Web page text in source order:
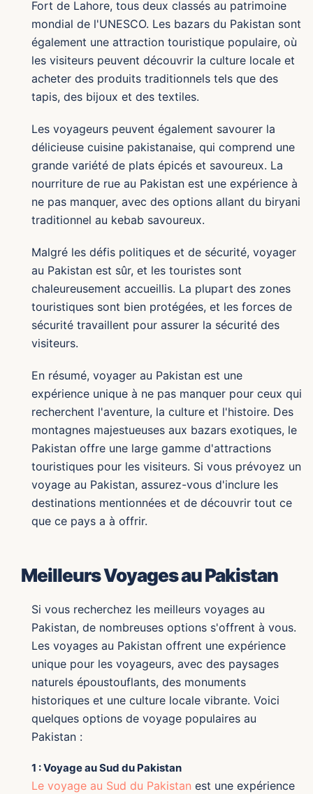
Fort de Lahore, tous deux classés au patrimoine
mondial de l'UNESCO. Les bazars du Pakistan sont
également une attraction touristique populaire, où
les visiteurs peuvent découvrir la culture locale et
acheter des produits traditionnels tels que des
tapis, des bijoux et des textiles.
Les voyageurs peuvent également savourer la
délicieuse cuisine pakistanaise, qui comprend une
grande variété de plats épicés et savoureux. La
nourriture de rue au Pakistan est une expérience à
ne pas manquer, avec des options allant du biryani
traditionnel au kebab savoureux.
Malgré les défis politiques et de sécurité, voyager
au Pakistan est sûr, et les touristes sont
chaleureusement accueillis. La plupart des zones
touristiques sont bien protégées, et les forces de
sécurité travaillent pour assurer la sécurité des
visiteurs.
En résumé, voyager au Pakistan est une
expérience unique à ne pas manquer pour ceux qui
recherchent l'aventure, la culture et l'histoire. Des
montagnes majestueuses aux bazars exotiques, le
Pakistan offre une large gamme d'attractions
touristiques pour les visiteurs. Si vous prévoyez un
voyage au Pakistan, assurez-vous d'inclure les
destinations mentionnées et de découvrir tout ce
que ce pays a à offrir.
Meilleurs Voyages au Pakistan
Si vous recherchez les meilleurs voyages au
Pakistan, de nombreuses options s'offrent à vous.
Les voyages au Pakistan offrent une expérience
unique pour les voyageurs, avec des paysages
naturels époustouflants, des monuments
historiques et une culture locale vibrante. Voici
quelques options de voyage populaires au
Pakistan :
1 : Voyage au Sud du Pakistan
Le voyage au Sud du Pakistan est une expérience